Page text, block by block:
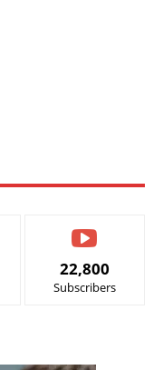
22,800
Subscribers